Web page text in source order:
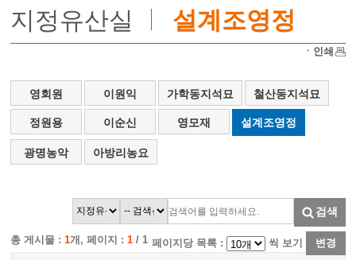
지정유산실 설계조영정
ㆍ인쇄
영회원 이원익 가학동지석묘 철산동지석묘
정원용 이순신 영모재 설계조영정
광명농악 아방리농요
검색
총 게시물 :1개, 페이지 :1 / 1 페이지당 목록 : 씩 보기 변경